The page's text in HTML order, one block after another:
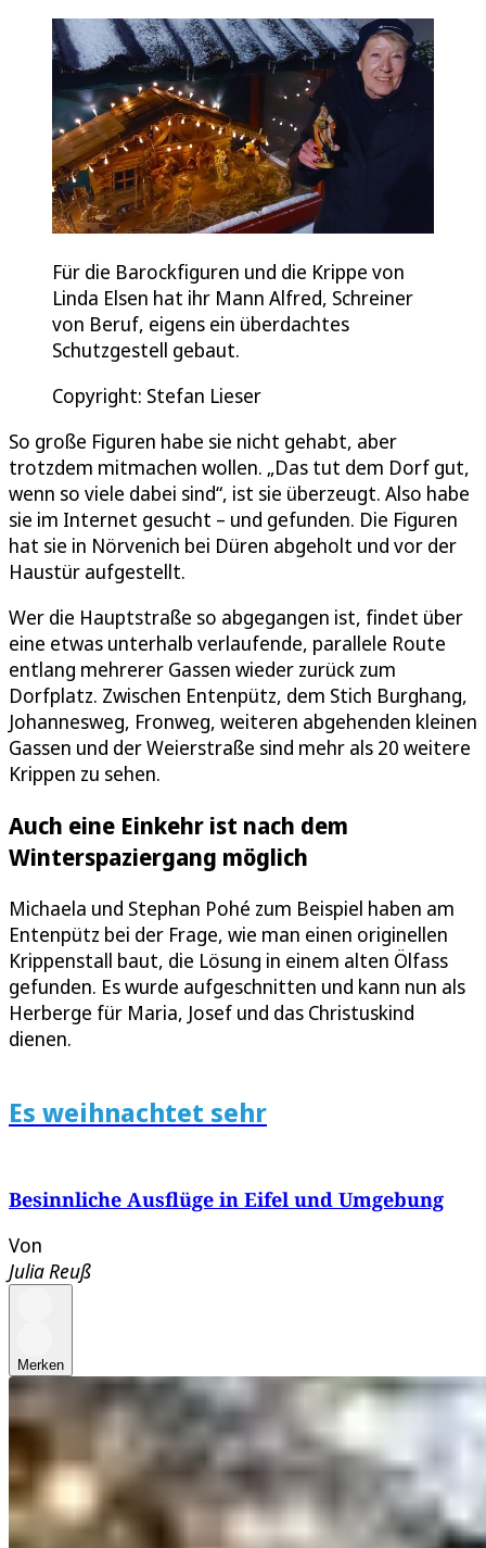
Für die Barockfiguren und die Krippe von
Linda Elsen hat ihr Mann Alfred, Schreiner
von Beruf, eigens ein überdachtes
Schutzgestell gebaut.
Copyright: Stefan Lieser
So große Figuren habe sie nicht gehabt, aber
trotzdem mitmachen wollen. „Das tut dem Dorf gut,
wenn so viele dabei sind“, ist sie überzeugt. Also habe
sie im Internet gesucht – und gefunden. Die Figuren
hat sie in Nörvenich bei Düren abgeholt und vor der
Haustür aufgestellt.
Wer die Hauptstraße so abgegangen ist, findet über
eine etwas unterhalb verlaufende, parallele Route
entlang mehrerer Gassen wieder zurück zum
Dorfplatz. Zwischen Entenpütz, dem Stich Burghang,
Johannesweg, Fronweg, weiteren abgehenden kleinen
Gassen und der Weierstraße sind mehr als 20 weitere
Krippen zu sehen.
Auch eine Einkehr ist nach dem
Winterspaziergang möglich
Michaela und Stephan Pohé zum Beispiel haben am
Entenpütz bei der Frage, wie man einen originellen
Krippenstall baut, die Lösung in einem alten Ölfass
gefunden. Es wurde aufgeschnitten und kann nun als
Herberge für Maria, Josef und das Christuskind
dienen.
Es weihnachtet sehr
Besinnliche Ausflüge in Eifel und Umgebung
Von
Julia Reuß
Merken